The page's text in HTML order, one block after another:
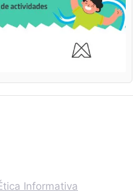
Informativa